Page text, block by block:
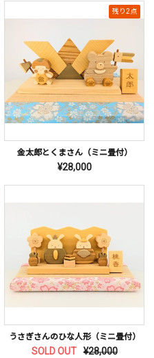
残り2点
金太郎とくまさん（ミニ畳付）
¥28,000
うさぎさんのひな人形（ミニ畳付）
SOLD OUT ¥28,000